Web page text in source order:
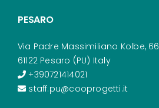
PESARO
Via Padre Massimiliano Kolbe, 66
61122 Pesaro (PU) Italy
+390721414021
staff.pu@cooprogetti.it